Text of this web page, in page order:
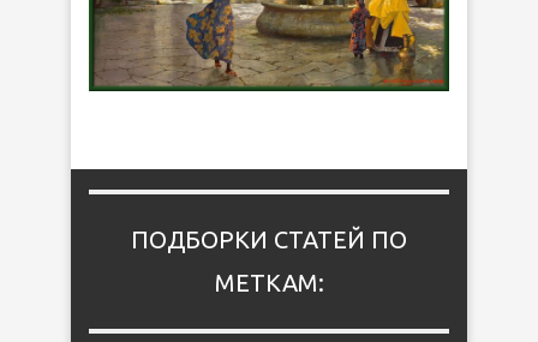
ПОДБОРКИ СТАТЕЙ ПО
МЕТКАМ: